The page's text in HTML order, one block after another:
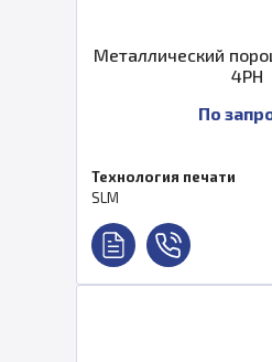
Металлический
4PH
По
Технология печати
SLM